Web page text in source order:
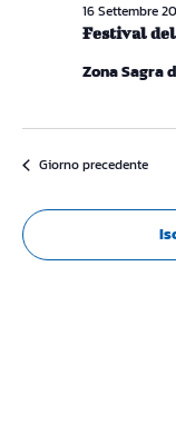
Festival
16 Settembre
Zona Sagra
Giorno precedente